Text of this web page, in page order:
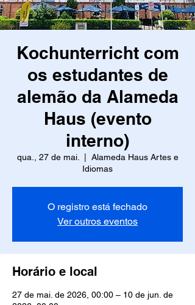
Kochunterricht com
os estudantes de
alemão da Alameda
Haus (evento
interno)
qua., 27 de mai.
Alameda Haus Artes e
Idiomas
O registro está fechado
Ver outros eventos
Horário e local
27 de mai. de 2026, 00:00 – 10 de jun. de